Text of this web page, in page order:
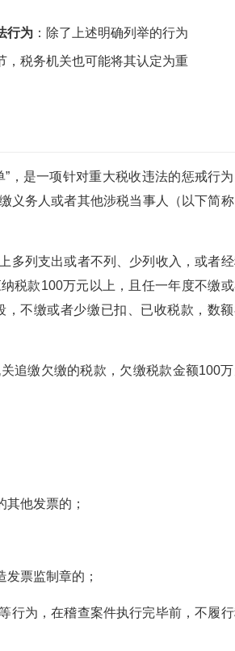
行为 ：除了上述明确列举的行为
，税务机关也可能将其认定为重
，是一项针对重大税收违法的惩戒行为
义务人或者其他涉税当事人（以下简称
多列支出或者不列、少列收入，或者
税款100万元以上，且任一年度不缴
不缴或者少缴已扣、已收税款，数
追缴欠缴的税款，欠缴税款金额100
他发票的；
票监制章的；
行为，在稽查案件执行完毕前，不履